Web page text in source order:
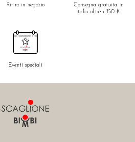
Ritiro in negozio
Consegna gratuita in
Italia oltre i 150 €
Eventi speciali